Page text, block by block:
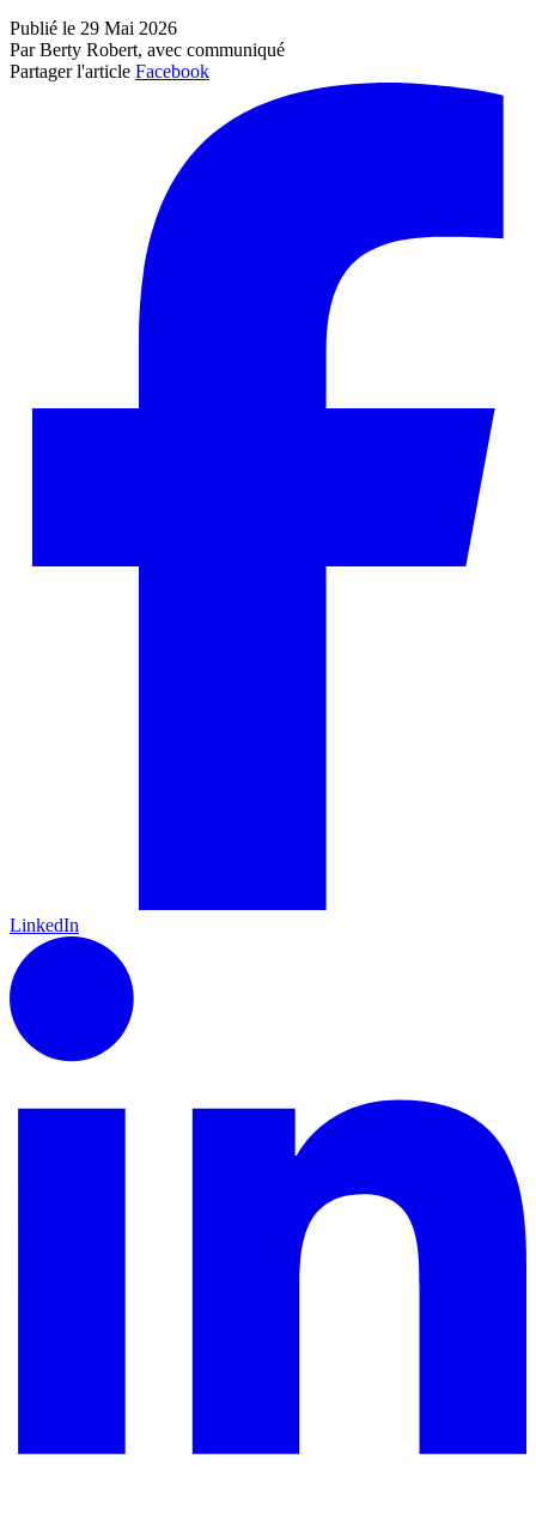
Publié le 29 Mai 2026
Par Berty Robert, avec communiqué
Partager l'article Facebook
LinkedIn